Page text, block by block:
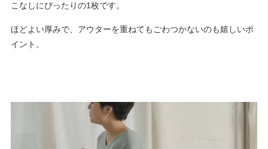
こなしにぴったりの1枚です。
ほどよい厚みで、アウターを重ねてもごわつかないのも嬉しいポ
イント。